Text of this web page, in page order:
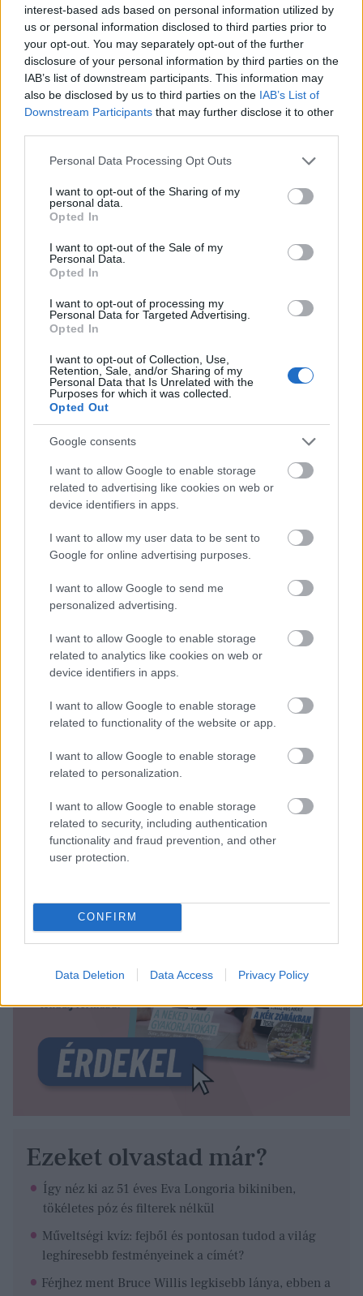
interest-based ads based on personal information utilized by
us or personal information disclosed to third parties prior to
your opt-out. You may separately opt-out of the further
disclosure of your personal information by third parties on the
IAB’s list of downstream participants. This information may
also be disclosed by us to third parties on the IAB’s List of
Downstream Participants that may further disclose it to other
Please note that this website/app uses one or more Google
not limited to your visit or usage behaviour. You may click to
grant or deny consent to Google and its third-party tags to
use your data for below specified purposes in below Google
consent section.
Personal Data Processing Opt Outs
I want to opt-out of the Sharing of my
personal data.
Opted In
I want to opt-out of the Sale of my
Personal Data.
Opted In
I want to opt-out of processing my
Personal Data for Targeted Advertising.
Opted In
I want to opt-out of Collection, Use,
Retention, Sale, and/or Sharing of my
Personal Data that Is Unrelated with the
Purposes for which it was collected.
Opted Out
Google consents
I want to allow Google to enable storage
related to advertising like cookies on web or
device identifiers in apps.
I want to allow my user data to be sent to
Google for online advertising purposes.
I want to allow Google to send me
personalized advertising.
I want to allow Google to enable storage
related to analytics like cookies on web or
device identifiers in apps.
I want to allow Google to enable storage
related to functionality of the website or app.
I want to allow Google to enable storage
related to personalization.
I want to allow Google to enable storage
related to security, including authentication
functionality and fraud prevention, and other
user protection.
CONFIRM
Data Deletion Data Access Privacy Policy
Nyilas (11. 23-12. 21.) Pároddal meggyűlhet a
bajod, neheztel rád, hogy nem foglalkozol vele
eleget, túlságosan lekötnek a családi-szakmai
gondok, de az ő problémáira oda sem figyelsz.
Pénzhoroszkóp: Ezek a csillagjegyek
lesznek augusztus legnagyobb anyagi
nyertesei
beszélgetést kezdeményezned, ha mérges, de az
utolsó pillanatban mentőötleted támad, hogy miként
lábalhatsz ki egy kényes helyzetből.
Vízöntő (01. 21-02. 19.) Lehet, hogy túlságosan
nagy energiát fordítasz arra, hogy pénzt keress,
anyagiakban, családi kapcsolatrendszeredben
viszont kedvező fejlemények várhatók.
Halak (02. 20-03. 20.)Kreativitásod segíthet a
pasicserkészésben és néhány remek ötlet
kiagyalásában, párod váratlan üzenete pedig
Ezeket olvastad már?
Így néz ki az 51 éves Eva Longoria bikiniben,
tökéletes póz és filterek nélkül
Műveltségi kvíz: fejből és pontosan tudod a világ
leghíresebb festményeinek a címét?
Férjhez ment Bruce Willis legkisebb lánya, ebben a